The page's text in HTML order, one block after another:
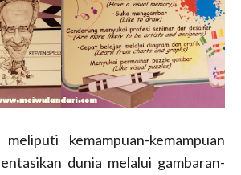
kemampuan-kemampuan
dunia melalui gambaran-